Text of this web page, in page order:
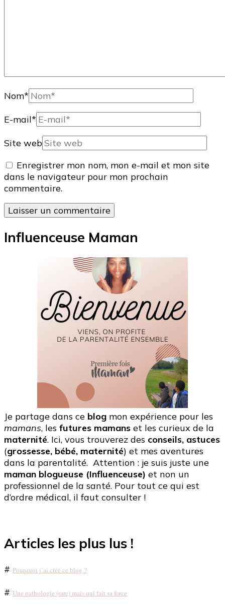
Nom*
E-mail*
Site web
Enregistrer mon nom, mon e-mail et mon site
dans le navigateur pour mon prochain
commentaire.
Influenceuse Maman
Je partage dans ce blog mon expérience pour les
mamans, les futures mamans et les curieux de la
maternité. Ici, vous trouverez des conseils, astuces
(grossesse, bébé, maternité) et mes aventures
dans la parentalité. Attention : je suis juste une
maman blogueuse (Influenceuse) et non un
professionnel de la santé. Pour tout ce qui est
d’ordre médical, il faut consulter !
Articles les plus lus !
# Pourquoi j’ai créé ce blog ?
# Une pathologie (rare) mais qui fait sa force